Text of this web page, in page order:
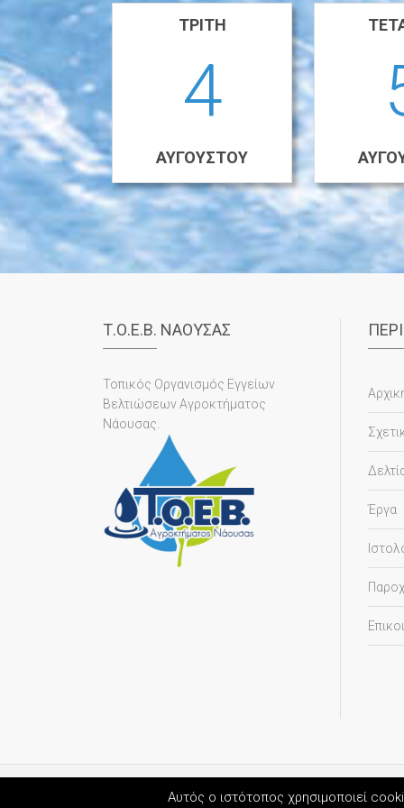
Αυτός ο ιστότοπος χρησιμοποιεί
ΤΡΊΤΗ
4
ΑΥΓΟΎΣΤΟΥ
Τ.Ο.Ε.Β. ΝΑΟΥΣΑΣ
Τοπικός Οργανισμός Εγγείων
Βελτιώσεων Αγροκτήματος
Νάουσας.
Έργα